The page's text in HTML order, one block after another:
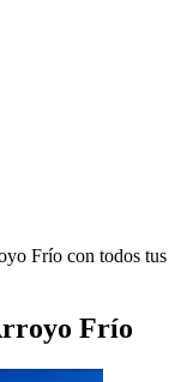
Frío con todos tus
Frío